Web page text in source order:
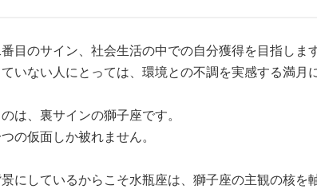
目のサイン、社会生活の中での自分獲得を目指し
いない人にとっては、環境との不調を実感する満月
は、裏サインの獅子座です。
の仮面しか被れません。
にしているからこそ水瓶座は、獅子座の主観の核